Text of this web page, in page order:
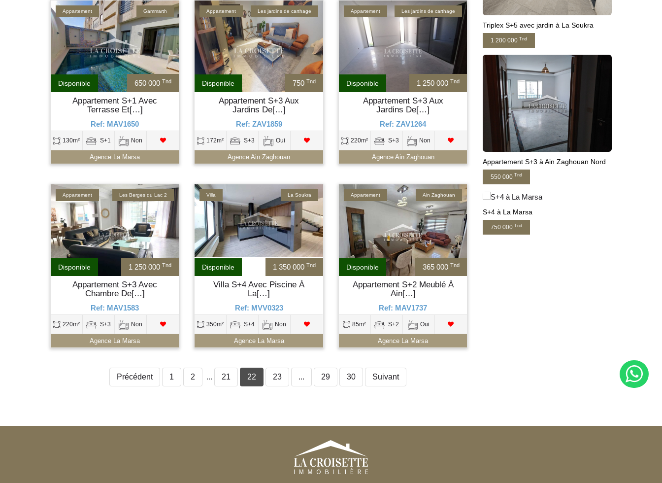
650 000 Tnd
Disponible
Gammarth
Appartement
Appartement S+1 Avec
Terrasse Et[…]
Ref: MAV1650
130m² S+1 Non
Agence La Marsa
750 Tnd
Disponible
Les jardins de carthage
Appartement
Appartement S+3 Aux
Jardins De[…]
Ref: ZAV1859
172m² S+3 Oui
Agence Ain Zaghouan
1 250 000 Tnd
Disponible
Les jardins de carthage
Appartement
Appartement S+3 Aux
Jardins De[…]
Ref: ZAV1264
220m² S+3 Non
Agence Ain Zaghouan
1 250 000 Tnd
Disponible
Les Berges du Lac 2
Appartement
Appartement S+3 Avec
Chambre De[…]
Ref: MAV1583
220m² S+3 Non
Agence La Marsa
1 350 000 Tnd
Disponible
La Soukra
Villa
Villa S+4 Avec Piscine À
La[…]
Ref: MVV0323
350m² S+4 Non
Agence La Marsa
365 000 Tnd
Disponible
Ain Zaghouan
Appartement
Appartement S+2 Meublé À
Ain[…]
Ref: MAV1737
85m² S+2 Oui
Agence La Marsa
Précédent 1 2 ... 21 22 23 ... 29 30 Suivant
Triplex S+5 avec jardin à La Soukra
1 200 000 Tnd
Appartement S+3 à Ain Zaghouan Nord
550 000 Tnd
S+4 à La Marsa
750 000 Tnd